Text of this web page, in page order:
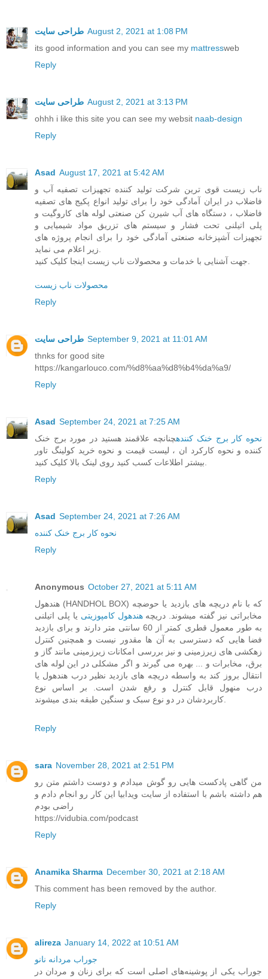
طراحی سایت August 2, 2021 at 1:08 PM
its good information and you can see my mattressweb
Reply
طراحی سایت August 2, 2021 at 3:13 PM
ohhh i like this site you can see my websit naab-design
Reply
Asad August 17, 2021 at 5:42 AM
ناب زیست قوی ترین شرکت تولید کننده تجهیزات تصفیه آب و
فاضلاب در ایران آمادگی خود را برای تولید انواع پکیج های تصفیه
فاضلاب ، دستگاه های آب شیرن کن صنعتی لوله های کاروگیت و
پلی اتیلنی تحت فشار و سیستم های تزریق مواد شیمیایی و
تجهیزات آشپزخانه صنعتی آمادگی خود را برای انجام پروژه های
محصولات ناب زیست
Reply
طراحی سایت September 9, 2021 at 11:01 AM
thnks for good site
https://kangarlouco.com/%d8%aa%d8%b4%da%a9/
Reply
Asad September 24, 2021 at 7:25 AM
نحوه کار برج خنک کنندهچنانچه علاقمند هستید در مورد برج خنک
کننده و نحوه کارکرد ان ، لیست قیمت و نحوه خرید کولینگ تاور
Reply
Asad September 24, 2021 at 7:26 AM
نحوه کار برج خنک کننده
Reply
Anonymous October 27, 2021 at 5:11 AM
هندهول (HANDHOL BOX) که با نام دریچه های بازدید یا حوضچه
مخابراتی نیز گفته میشوند. دریچههندهول کامپوزیتی یا پلی اتیلنی
به طور معمول قطری کمتر از 60 سانتی متر دارند و برای بازدید
فضا هایی که دسترسی به آن ها مقدور نیست و همچنین کنترل
زهکشی های زیرزمینی و نیز بررسی امکانات زیرزمینی مانند گاز و
برق، مخابرات و ... بهره می گیرند و اگر مشکلی در این لوله های
انتقال بروز کند به واسطه دریچه های بازدید نظیر درب هندهول یا
درب منهول قابل کنترل و رفع شدن است. بر اساس نوع
Reply
sara November 28, 2021 at 2:51 PM
من گاهی پادکست هایی رو گوش میدادم و دوست داشتم متن رو
هم داشته باشم با استفاده از سایت ویدابیا این کار رو انجام دادم و
راضی بودم
https://vidubia.com/podcast
Reply
Anamika Sharma December 30, 2021 at 2:18 AM
This comment has been removed by the author.
Reply
alireza January 14, 2022 at 10:51 AM
جوراب مردانه نانو
جوراب یکی از پوشینه‌های اصلی است که برای زنان و مردان در